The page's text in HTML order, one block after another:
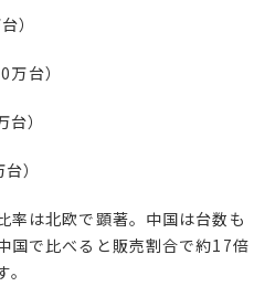
）
万台）
台）
台）
率は北欧で顕著。中国は台数も
国で比べると販売割合で約17倍